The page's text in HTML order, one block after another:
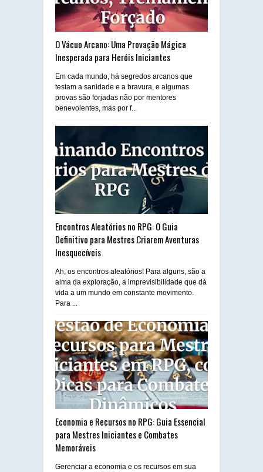
O Vácuo Arcano: Uma Provação Mágica
Inesperada para Heróis Iniciantes
Em cada mundo, há segredos arcanos que
testam a sanidade e a bravura, e algumas
provas são forjadas não por mentores
benevolentes, mas por f...
Encontros Aleatórios no RPG: O Guia
Definitivo para Mestres Criarem Aventuras
Inesquecíveis
Ah, os encontros aleatórios! Para alguns, são a
alma da exploração, a imprevisibilidade que dá
vida a um mundo em constante movimento.
Para ...
Economia e Recursos no RPG: Guia Essencial
para Mestres Iniciantes e Combates
Memoráveis
Gerenciar a economia e os recursos em sua